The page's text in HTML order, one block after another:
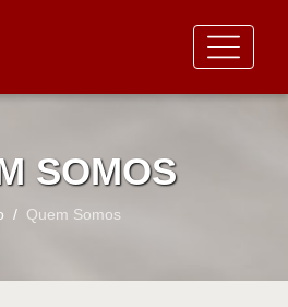
SOMOS
Quem Somos